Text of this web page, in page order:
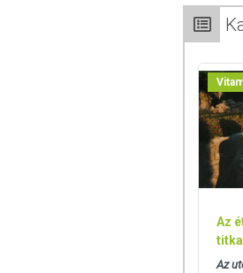
Kinek
Mit
1
Az
Az